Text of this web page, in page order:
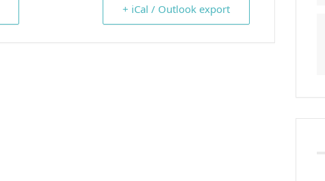
+ iCal / Outlook export